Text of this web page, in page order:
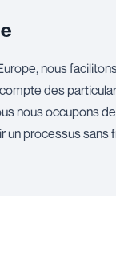
nous
des
nous occupons
un processus sans